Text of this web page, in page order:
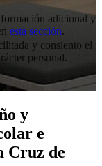
adicional y
esta sección.
y consiento el
personal.
y
e
Cruz de